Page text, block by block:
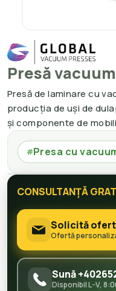
Presă
Presă de laminare cu
producția de uși de
și componente de
#Presa cu
CONSULTANȚĂ
Solicită
Ofertă
Sună
Disponibil L–V,